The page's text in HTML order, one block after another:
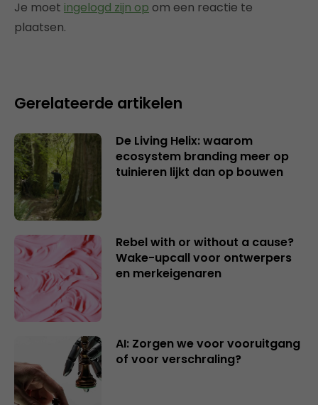
Je moet ingelogd zijn op om een reactie te
plaatsen.
Gerelateerde artikelen
De Living Helix: waarom
ecosystem branding meer op
tuinieren lijkt dan op bouwen
Rebel with or without a cause?
Wake-upcall voor ontwerpers
en merkeigenaren
AI: Zorgen we voor vooruitgang
of voor verschraling?